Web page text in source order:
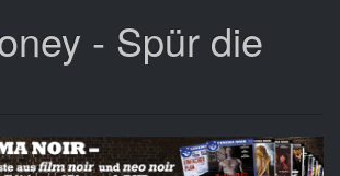
- Spür die